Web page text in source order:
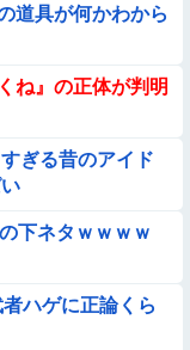
ってしまう【→動
子の反応ｗｗｗｗｗ
用試験がこちら
たのむ！！
道具が何かわから
ね』の正体が判明
ぎる昔のアイド
下ネタｗｗｗｗ
ハゲに正論くら